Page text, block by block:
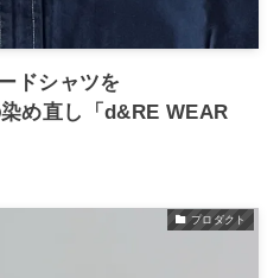
ドシャツを
め直し「d&RE WEAR
プロダクト